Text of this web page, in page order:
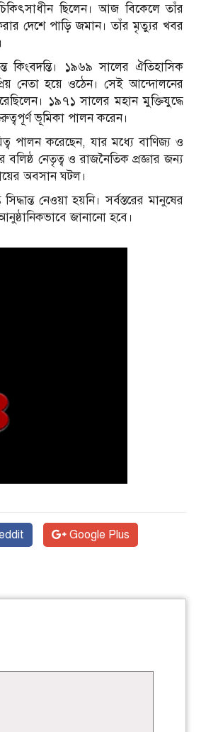
চিকিৎসাধীন ছিলেন। আজ বিকেলে তাঁর
দেশে পাড়ি জমান। তাঁর মৃত্যুর খবর
১৯৬৯ সালের ঐতিহাসিক
নেতা হয়ে ওঠেন। সেই আন্দোলনের
১৯৭১ সালের মহান মুক্তিযুদ্ধে
ভূমিকা পালন করেন।
পালন করেছেন, যার মধ্যে বাণিজ্য ও
নেতৃত্ব ও রাজনৈতিক প্রজ্ঞার জন্য
অবসান ঘটল।
নেওয়া হয়নি। সর্বস্তরের মানুষের
জানানো হবে।
Google Plus